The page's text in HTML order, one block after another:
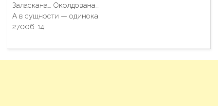
Заласкана… Околдована…
А в сущности — одинока.
27006-14